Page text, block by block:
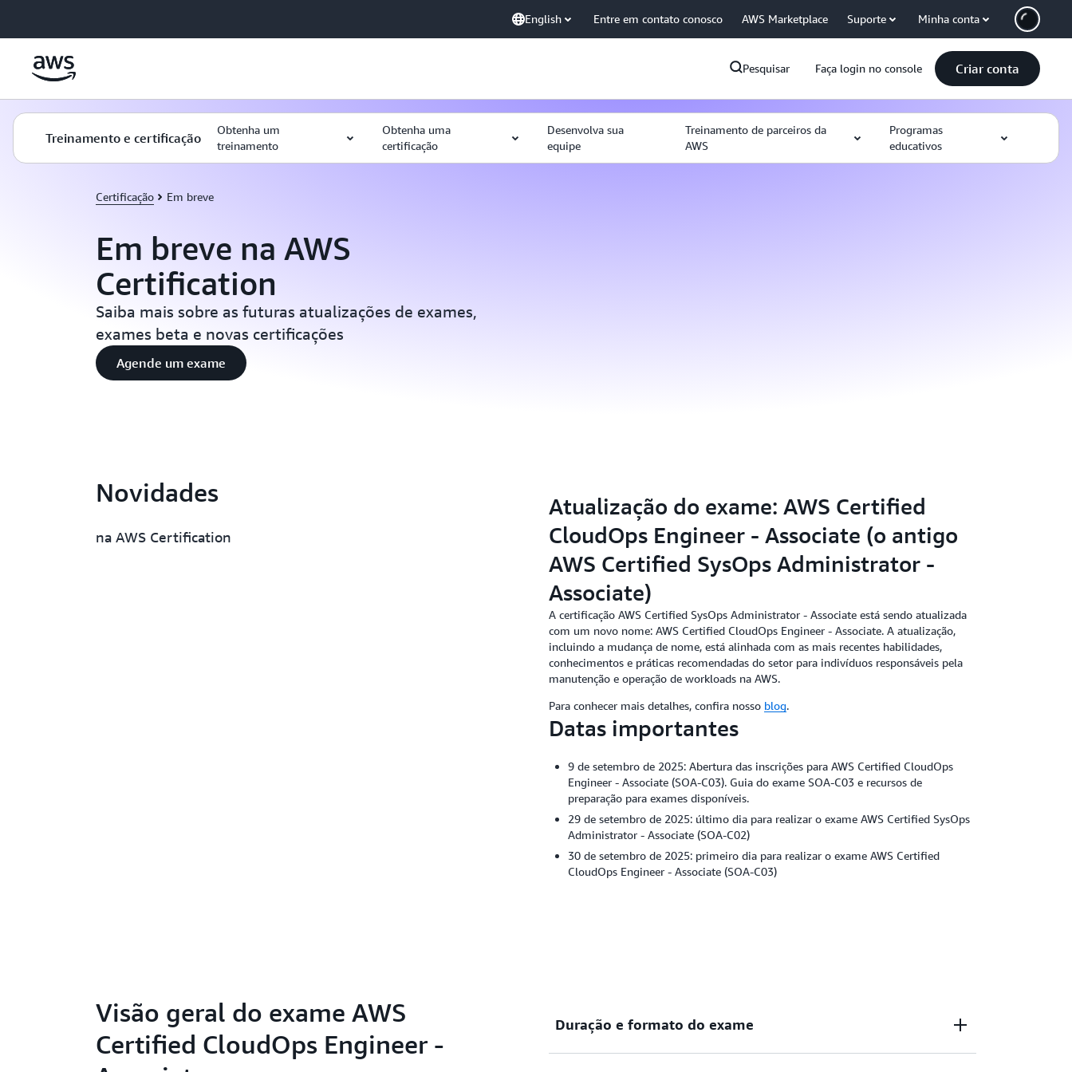
English Entre em contato conosco AWS Marketplace Suporte Minha conta
Pesquisar Faça login no console Criar conta
Treinamento e certificação
Obtenha um
treinamento
Obtenha uma
certificação
Desenvolva sua
equipe
Treinamento de parceiros da
AWS
Programas
educativos
Certificação Em breve
Em breve na AWS
Certification
Saiba mais sobre as futuras atualizações de exames,
exames beta e novas certificações
Agende um exame
Novidades
na AWS Certification
Atualização do exame: AWS Certified
CloudOps Engineer - Associate (o antigo
AWS Certified SysOps Administrator -
Associate)
A certificação AWS Certified SysOps Administrator - Associate está sendo atualizada
com um novo nome: AWS Certified CloudOps Engineer - Associate. A atualização,
incluindo a mudança de nome, está alinhada com as mais recentes habilidades,
conhecimentos e práticas recomendadas do setor para indivíduos responsáveis pela
manutenção e operação de workloads na AWS.
Para conhecer mais detalhes, confira nosso blog.
Datas importantes
9 de setembro de 2025: Abertura das inscrições para AWS Certified CloudOps
Engineer - Associate (SOA-C03). Guia do exame SOA-C03 e recursos de
preparação para exames disponíveis.
29 de setembro de 2025: último dia para realizar o exame AWS Certified SysOps
Administrator - Associate (SOA-C02)
30 de setembro de 2025: primeiro dia para realizar o exame AWS Certified
CloudOps Engineer - Associate (SOA-C03)
Visão geral do exame AWS
Certified CloudOps Engineer -
Duração e formato do exame